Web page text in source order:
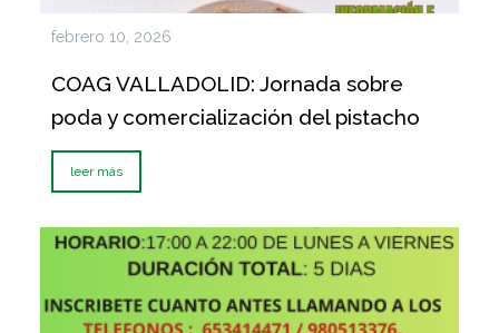
febrero 10, 2026
COAG VALLADOLID: Jornada sobre
poda y comercialización del pistacho
leer más